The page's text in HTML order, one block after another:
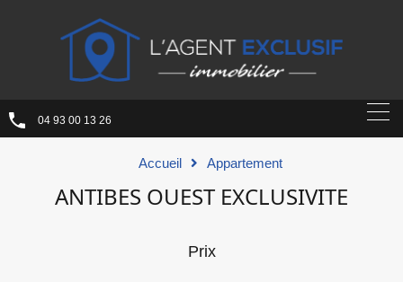
04 93 00 13 26
Accueil Appartement
ANTIBES OUEST EXCLUSIVITE
Prix